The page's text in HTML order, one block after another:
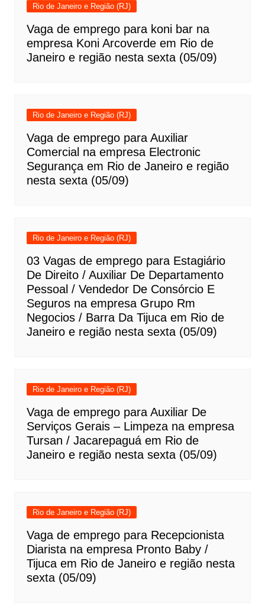
Rio de Janeiro e Região (RJ)
Vaga de emprego para koni bar na
empresa Koni Arcoverde em Rio de
Janeiro e região nesta sexta (05/09)
Rio de Janeiro e Região (RJ)
Vaga de emprego para Auxiliar
Comercial na empresa Electronic
Segurança em Rio de Janeiro e região
nesta sexta (05/09)
Rio de Janeiro e Região (RJ)
03 Vagas de emprego para Estagiário
De Direito / Auxiliar De Departamento
Pessoal / Vendedor De Consórcio E
Seguros na empresa Grupo Rm
Negocios / Barra Da Tijuca em Rio de
Janeiro e região nesta sexta (05/09)
Rio de Janeiro e Região (RJ)
Vaga de emprego para Auxiliar De
Serviços Gerais – Limpeza na empresa
Tursan / Jacarepaguá em Rio de
Janeiro e região nesta sexta (05/09)
Rio de Janeiro e Região (RJ)
Vaga de emprego para Recepcionista
Diarista na empresa Pronto Baby /
Tijuca em Rio de Janeiro e região nesta
sexta (05/09)